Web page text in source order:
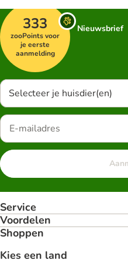
333
zooPoints voor
je eerste
aanmelding
Nieuwsbrief
Selecteer je huisdier(en)
Service
Voordelen
Shoppen
Kies een land